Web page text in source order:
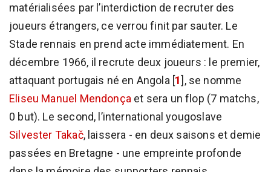
matérialisées par l’interdiction de recruter des
joueurs étrangers, ce verrou finit par sauter. Le
Stade rennais en prend acte immédiatement. En
décembre 1966, il recrute deux joueurs : le premier,
attaquant portugais né en Angola [1] , se nomme
Eliseu Manuel Mendonça et sera un flop (7 matchs,
0 but). Le second, l’international yougoslave
Silvester Takač, laissera - en deux saisons et demie
passées en Bretagne - une empreinte profonde